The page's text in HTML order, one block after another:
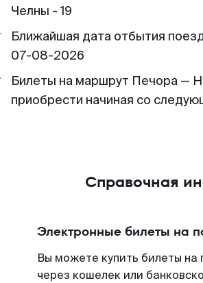
Челны - 19
Ближайшая дата отбытия
07-08-2026
Билеты на маршрут Печора —
приобрести начиная со
Справочная
Электронные билеты на
Вы можете купить билеты
через кошелек или